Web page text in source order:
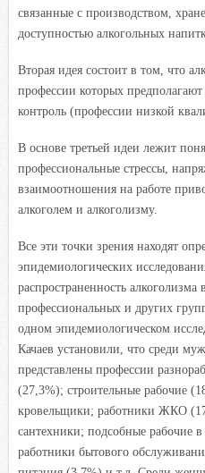
связанные с производством,
доступностью алкогольных
Вторая идея состоит в том, что
профессии которых
контроль (профессии низкой
В основе третьей идеи лежит
профессиональные стрессы,
взаимоотношения на работе
алкоголем и алкоголизму.
Все эти точки зрения находят
эпидемиологических
распространенность
профессиональных и других
одном эпидемиологическом
Качаев установили, что среди
представлены профессии
(27,3%); строительные рабочие
кровельщики; работники ЖКО
сантехники; подсобные рабочие
работники бытового